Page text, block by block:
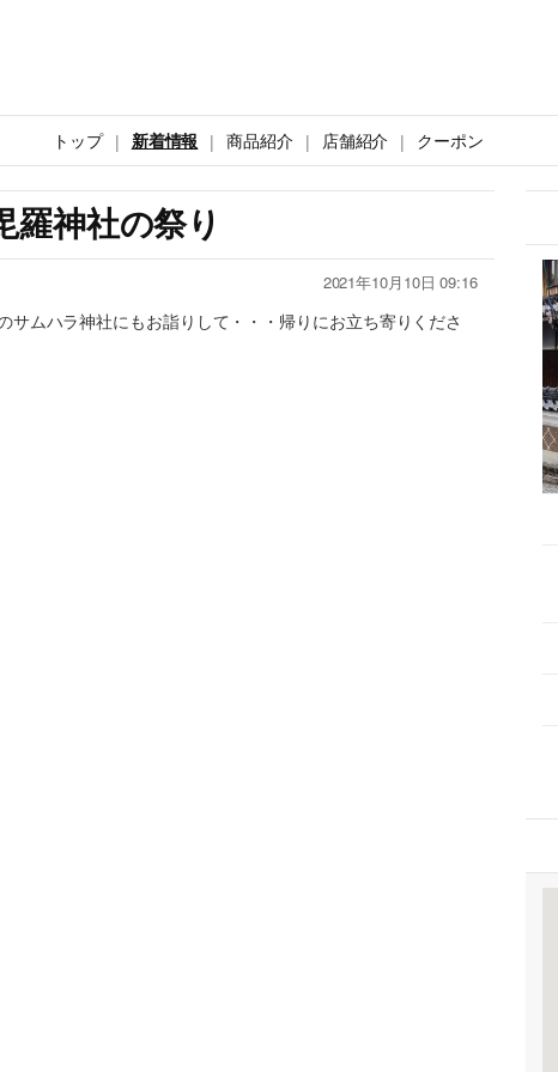
トップ 新着情報 商品紹介 店舗紹介 クーポン
羅神社の祭り
2021年10月10日 09:16
ムハラ神社にもお詣りして・・・帰りにお立ち寄りくださ